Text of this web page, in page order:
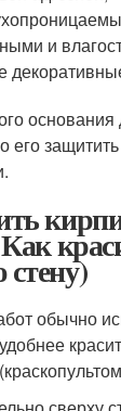
и
его
обычно